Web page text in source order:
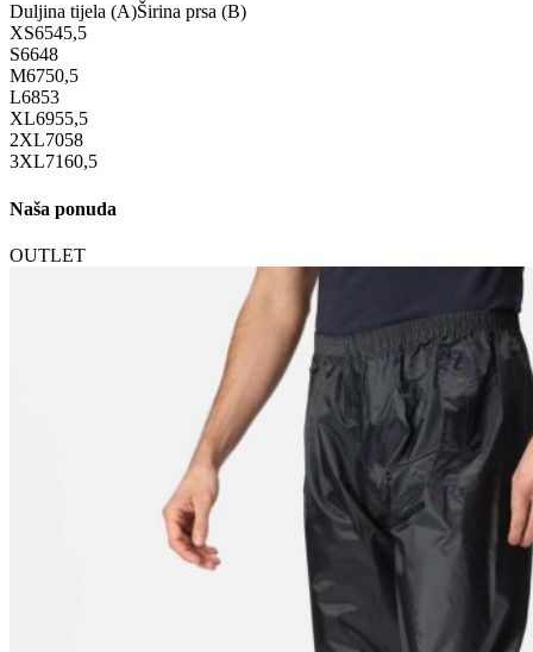
Duljina tijela (A)Širina prsa (B)
XS6545,5
S6648
M6750,5
L6853
XL6955,5
2XL7058
3XL7160,5
Naša ponuda
OUTLET